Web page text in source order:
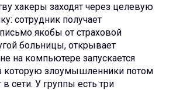
хакеры заходят через целевую
сотрудник получает
якобы от страховой
больницы, открывает
на компьютере запускается
которую злоумышленники потом
сети. У группы есть три